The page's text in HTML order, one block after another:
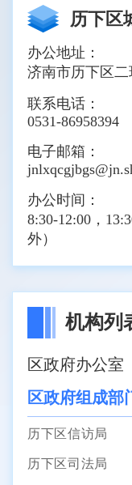
办公地址：
济南市历下区二
联系电话：
0531-86958394
电子邮箱：
办公时间：
8:30-12:00，
外）
机构列
区政府办公室
区政府组成部
历下区信访局
历下区司法局